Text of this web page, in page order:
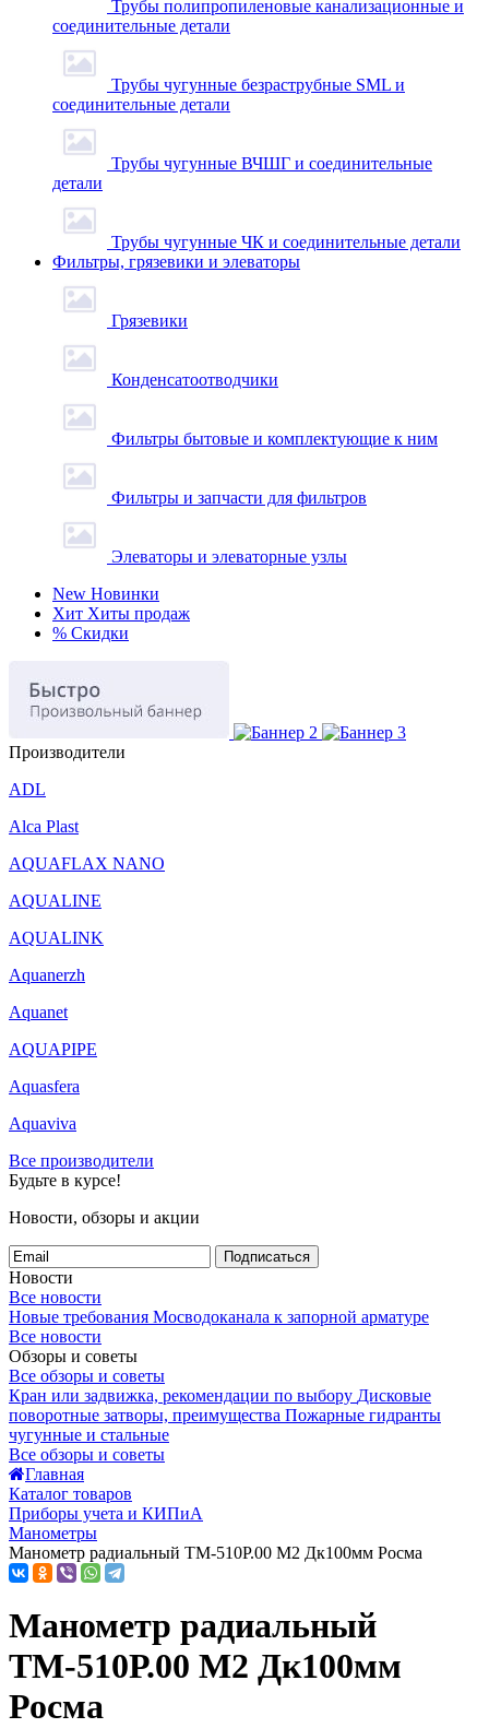
Трубы полипропиленовые канализационные и
соединительные детали
Трубы чугунные безраструбные SML и
соединительные детали
Трубы чугунные ВЧШГ и соединительные
детали
Трубы чугунные ЧК и соединительные детали
Фильтры, грязевики и элеваторы
Грязевики
Конденсатоотводчики
Фильтры бытовые и комплектующие к ним
Фильтры и запчасти для фильтров
Элеваторы и элеваторные узлы
New Новинки
Хит Хиты продаж
% Скидки
Производители
ADL
Alca Plast
AQUAFLAX NANO
AQUALINE
AQUALINK
Aquanerzh
Aquanet
AQUAPIPE
Aquasfera
Aquaviva
Все производители
Будьте в курсе!
Новости, обзоры и акции
Подписаться
Новости
Все новости
Новые требования Мосводоканала к запорной арматуре
Все новости
Обзоры и советы
Все обзоры и советы
Кран или задвижка, рекомендации по выбору Дисковые
поворотные затворы, преимущества Пожарные гидранты
чугунные и стальные
Все обзоры и советы
Главная
Каталог товаров
Приборы учета и КИПиА
Манометры
Манометр радиальный ТМ-510Р.00 М2 Дк100мм Росма
Манометр радиальный
ТМ-510Р.00 М2 Дк100мм
Росма